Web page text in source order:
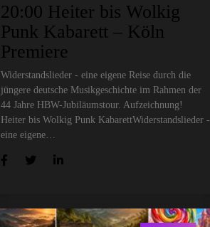
20:00 Heiter bis Wolkig
Punk Kabarett – Köln
Premiere
Widerstandslieder - eine eigene Reise durch die
jüngere deutsche Musikgeschichte im Rahmen der
44 Jahre HBW-Jubiläumstour. Aufzeichnung!
Heiter bis Wolkig Punk KabarettWiderstandslieder -
eine eigene…